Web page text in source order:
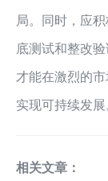
局。同时，应
底测试和整改
才能在激烈的
实现可持续发展
相关文章：